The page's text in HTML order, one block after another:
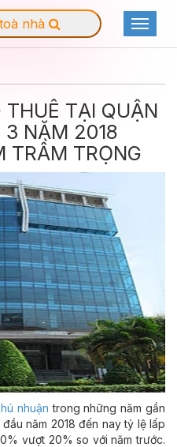
nhà
Toggle
TẠI QUẬN
3 NĂM 2018
TRẦM TRỌNG
nhuận trong những năm gần
năm 2018 đến nay tỷ lệ lấp
vượt 20% so với năm trước.